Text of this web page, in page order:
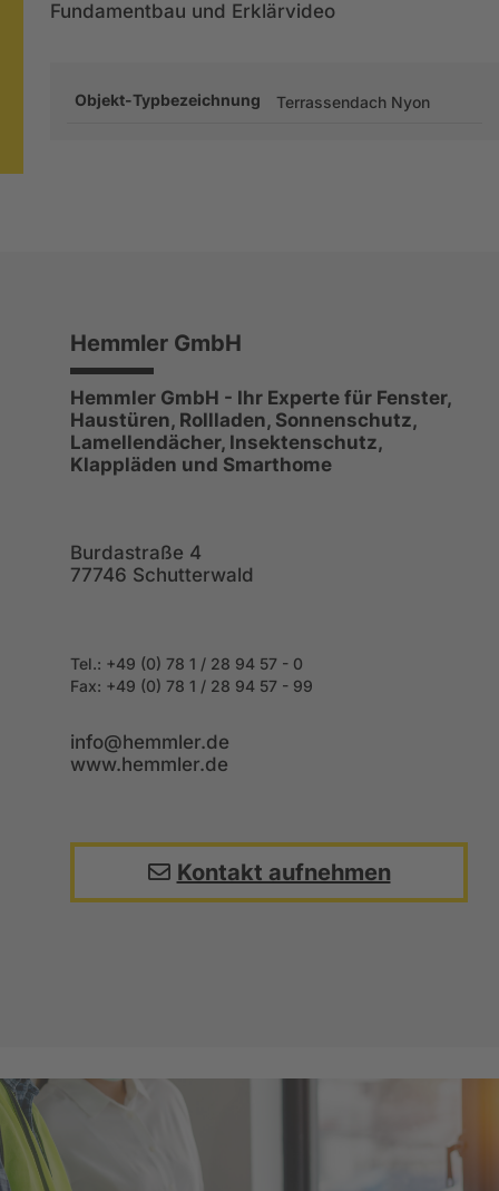
Fundamentbau und Erklärvideo
Objekt-Typbezeichnung Terrassendach Nyon
Hemmler GmbH
Hemmler GmbH - Ihr Experte für Fenster,
Haustüren, Rollladen, Sonnenschutz,
Lamellendächer, Insektenschutz,
Klappläden und Smarthome
Burdastraße 4
77746 Schutterwald
Tel.: +49 (0) 78 1 / 28 94 57 - 0
Fax: +49 (0) 78 1 / 28 94 57 - 99
info@hemmler.de
www.hemmler.de
Kontakt aufnehmen